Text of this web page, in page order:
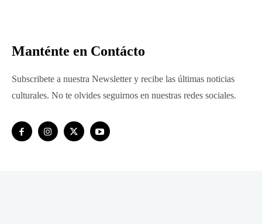
Manténte en Contácto
Subscribete a nuestra Newsletter y recibe las últimas noticias
culturales. No te olvides seguirnos en nuestras redes sociales.